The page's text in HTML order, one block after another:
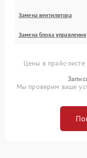
Замена вентилятора
Замена блока управления
Цены в прайс-
Мы проверим ваше